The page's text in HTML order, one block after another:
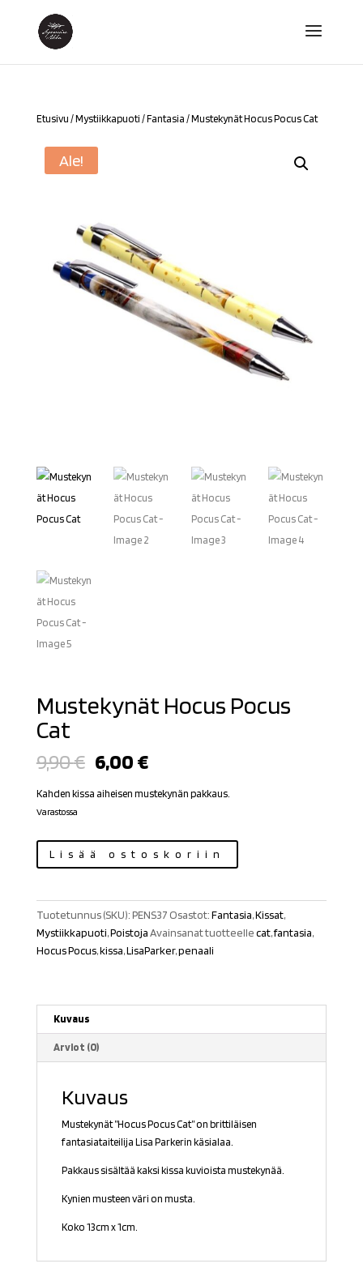
Etusivu /Mystiikkapuoti /Fantasia / Mustekynät Hocus Pocus Cat
Ale!
Mustekynät Hocus Pocus
Cat
9,90€ Alkuperäinen
hinta
oli:
6,00€Nykyinen
on:
Kahden kissa aiheisen mustekynän pakkaus.
Varastossa
Hocus
Cat
määrä
Lisää ostoskoriin
Tuotetunnus (SKU):PENS37 Osastot:Fantasia,Kissat,
Mystiikkapuoti,PoistojaAvainsanat tuotteellecat,fantasia,
Hocus Pocus,kissa,LisaParker,penaali
Kuvaus
Arviot (0)
Kuvaus
Mustekynät ”Hocus Pocus Cat” on brittiläisen
fantasiataiteilija Lisa Parkerin käsialaa.
Pakkaus sisältää kaksi kissa kuvioista mustekynää.
Kynien musteen väri on musta.
Koko 13cm x 1cm.